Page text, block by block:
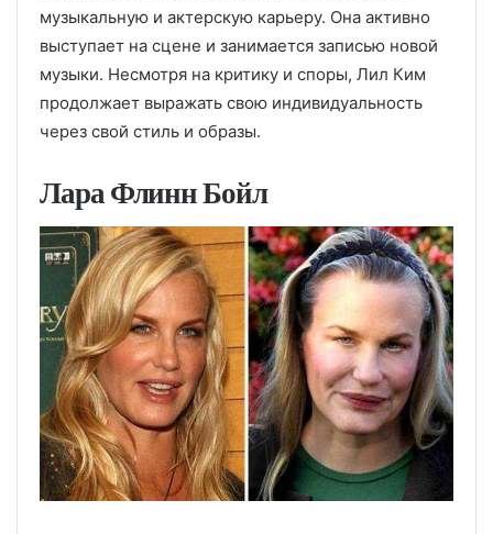
музыкальную и актерскую карьеру. Она активно
выступает на сцене и занимается записью новой
музыки. Несмотря на критику и споры, Лил Ким
продолжает выражать свою индивидуальность
через свой стиль и образы.
Лара Флинн Бойл